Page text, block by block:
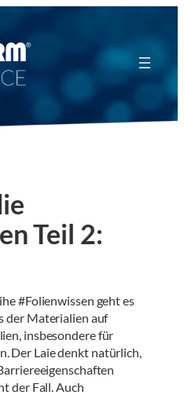
Teil 2:
#Folienwissen geht es
der Materialien auf
insbesondere für
Der Laie denkt natürlich,
der Fall. Auch